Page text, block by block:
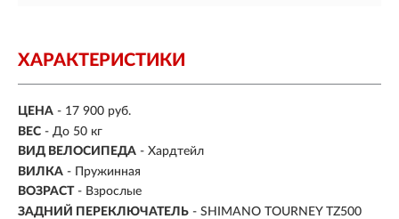
ХАРАКТЕРИСТИКИ
ЦЕНА - 17 900 руб.
ВЕС - До 50 кг
ВИД ВЕЛОСИПЕДА - Хардтейл
ВИЛКА - Пружинная
ВОЗРАСТ - Взрослые
ЗАДНИЙ ПЕРЕКЛЮЧАТЕЛЬ - SHIMANO TOURNEY TZ500